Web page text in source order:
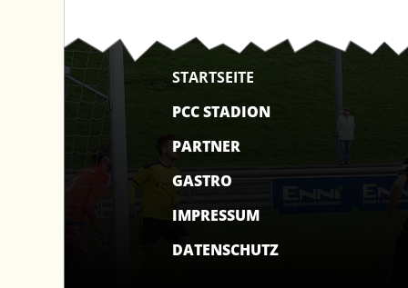
STARTSEITE
PCC STADION
PARTNER
GASTRO
IMPRESSUM
DATENSCHUTZ